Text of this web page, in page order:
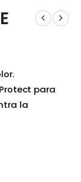
para
la